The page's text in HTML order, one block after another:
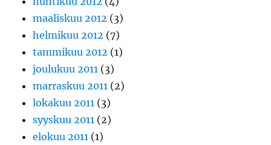
maaliskuu 2012 (3)
helmikuu 2012 (7)
tammikuu 2012 (1)
joulukuu 2011 (3)
marraskuu 2011 (2)
lokakuu 2011 (3)
syyskuu 2011 (2)
elokuu 2011 (1)